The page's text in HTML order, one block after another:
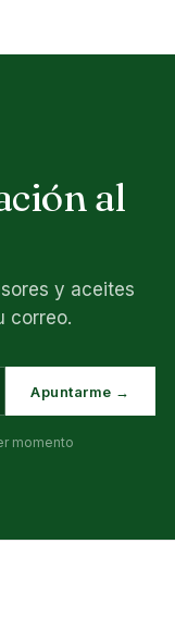
al
y aceites
correo.
Apuntarme →
momento